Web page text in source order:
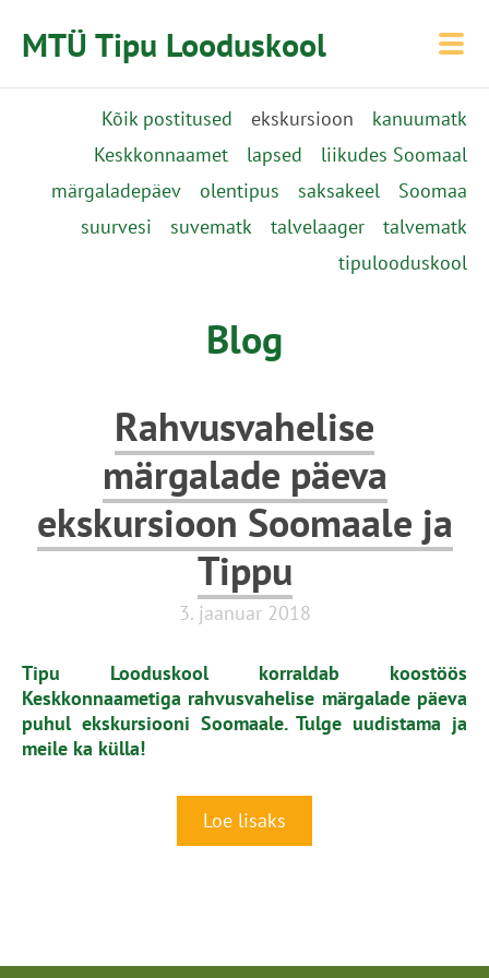
MTÜ Tipu Looduskool
Kõik postitused ekskursioon
kanuumatk
Keskkonnaamet
lapsed
liikudes Soomaal
märgaladepäev
olentipus saksakeel
Soomaa
suurvesi
suvematk talvelaager
talvematk
tipulooduskool
Blog
Rahvusvahelise
märgalade päeva
ekskursioon Soomaale ja
Tippu
3. jaanuar 2018
Tipu Looduskool korraldab koostöös
Keskkonnaametiga rahvusvahelise märgalade päeva
puhul ekskursiooni Soomaale. Tulge uudistama ja
meile ka külla!
Loe lisaks